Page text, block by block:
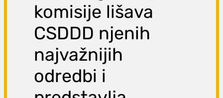
komisije lišava
CSDDD njenih
najvažnijih
odredbi i